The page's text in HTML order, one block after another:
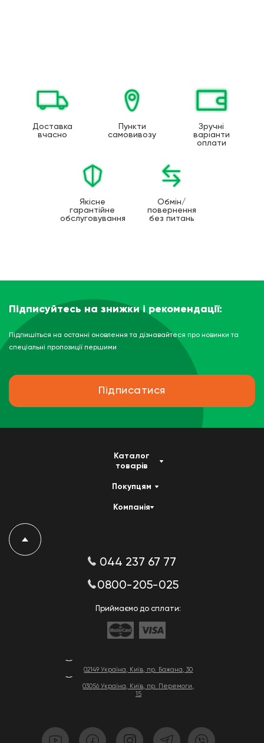
Доставка
вчасно
Пункти
самовивозу
Зручні
варіанти
оплати
Якісне
гарантійне
обслуговування
Обмін/
повернення
без питань
Підписуйтесь на знижки і рекомендації:
Підпишіться на останні оновлення та дізнавайтеся про новинки та
спеціальні пропозиції першими
Підписатися
02149 Україна, Київ, пр. Бажана, 30
03056 Україна, Київ, пр. Перемоги,
15
Каталог
товарів
Покупцям
Компанія
044 237 67 77
0800-205-025
Приймаємо до сплати: